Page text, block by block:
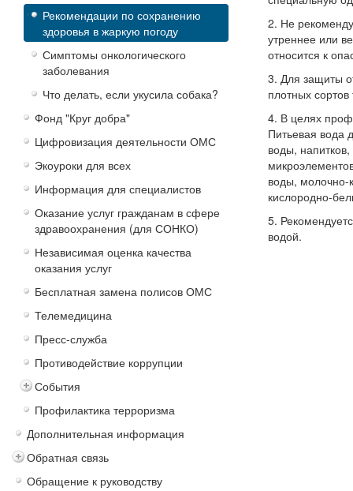
Рекомендации по сохранению
здоровья в жаркую погоду
Симптомы онкологического
заболевания
Что делать, если укусила собака?
Фонд "Круг добра"
Цифровизация деятельности ОМС
Экоуроки для всех
Информация для специалистов
Оказание услуг гражданам в сфере
здравоохранения (для СОНКО)
Независимая оценка качества
оказания услуг
Бесплатная замена полисов ОМС
Телемедицина
Пресс-служба
Противодействие коррупции
События
Профилактика терроризма
Дополнительная информация
Обратная связь
Обращение к руководству
2. Не
утреннее или
относится к
3. Для защиты
плотных
4. В целях
Питьевая вода
воды,
воды, молочно-
кислородно-
5.
водой.